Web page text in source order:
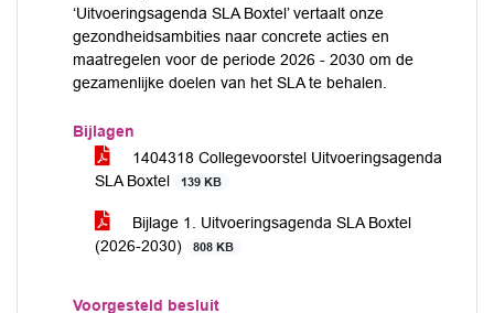
‘Uitvoeringsagenda SLA Boxtel’ vertaalt onze
gezondheidsambities naar concrete acties en
maatregelen voor de periode 2026 - 2030 om de
gezamenlijke doelen van het SLA te behalen.
Bijlagen
1404318 Collegevoorstel Uitvoeringsagenda
SLA Boxtel
139 KB
Bijlage 1. Uitvoeringsagenda SLA Boxtel
(2026-2030)
808 KB
Voorgesteld besluit